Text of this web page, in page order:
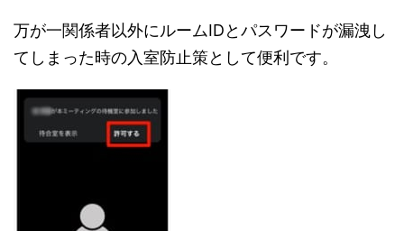
万が一関係者以外にルームIDとパスワードが漏洩し
てしまった時の入室防止策として便利です。